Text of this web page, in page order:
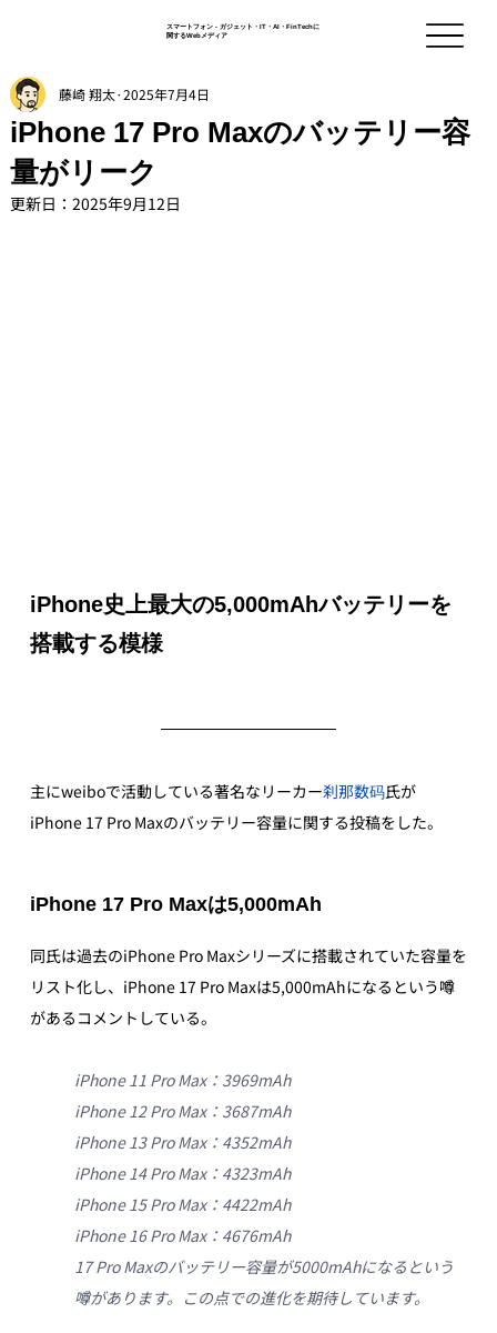
スマートフォン - ガジェット・IT・AI・FinTechに
関するWebメディア
iPhone 17 Pro Maxのバッテリー容
量がリーク
藤崎 翔太 2025年7月4日
更新日： 2025年9月12日
iPhone史上最大の5,000mAhバッテリーを
搭載する模様
主にweiboで活動している著名なリーカー刹那数码氏が
iPhone 17 Pro Maxのバッテリー容量に関する投稿をした。
iPhone 17 Pro Maxは5,000mAh
同氏は過去のiPhone Pro Maxシリーズに搭載されていた容量を
リスト化し、iPhone 17 Pro Maxは5,000mAhになるという噂
があるコメントしている。
iPhone 11 Pro Max：3969mAh
iPhone 12 Pro Max：3687mAh
iPhone 13 Pro Max：4352mAh
iPhone 14 Pro Max：4323mAh
iPhone 15 Pro Max：4422mAh
iPhone 16 Pro Max：4676mAh
17 Pro Maxのバッテリー容量が5000mAhになるという
噂があります。この点での進化を期待しています。